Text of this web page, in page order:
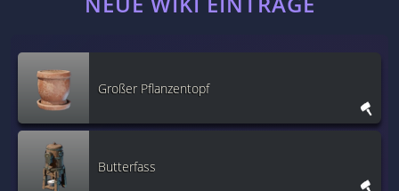
Großer Pflanzentopf
Butterfass